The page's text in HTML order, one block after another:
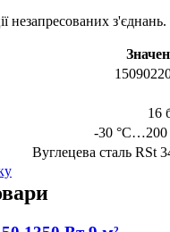
незапресованих з'єднань.
16
-30 °C…200
Вуглецева сталь RSt